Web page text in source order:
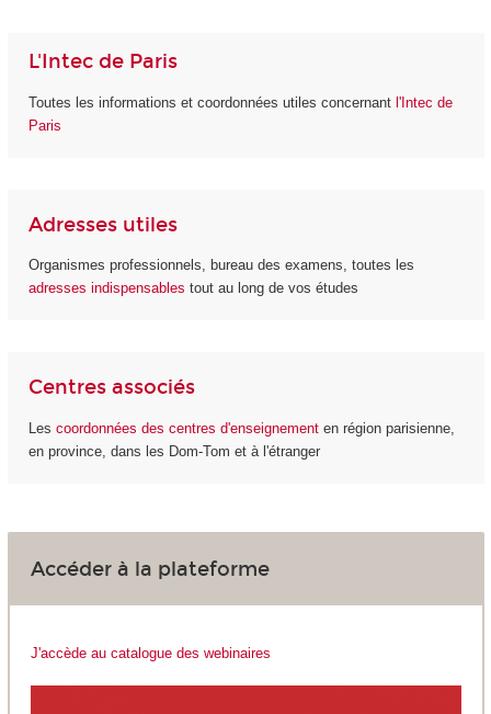
L'Intec de Paris
Toutes les informations et coordonnées utiles concernant l'Intec de
Paris
Adresses utiles
Organismes professionnels, bureau des examens, toutes les
adresses indispensables tout au long de vos études
Centres associés
Les coordonnées des centres d'enseignement en région parisienne,
en province, dans les Dom-Tom et à l'étranger
Accéder à la plateforme
J'accède au catalogue des webinaires